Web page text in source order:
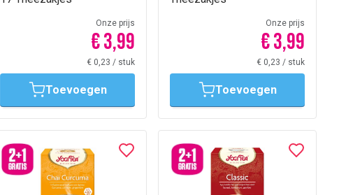
Onze prijs
€ 3,99
€ 0,23 / stuk
Toevoegen
Onze prijs
€ 3,99
€ 0,23 / stuk
Toevoegen